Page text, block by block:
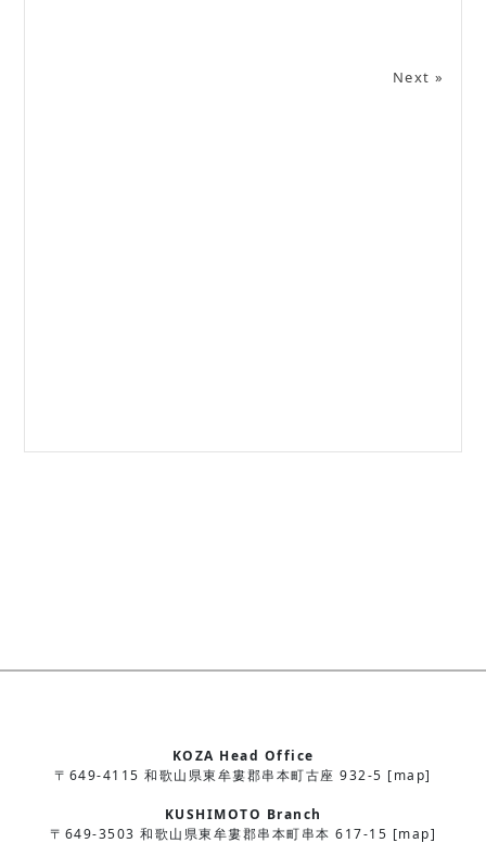
Next »
KOZA Head Office
〒649-4115 和歌山県東牟婁郡串本町古座 932-5 [map]
KUSHIMOTO Branch
〒649-3503 和歌山県東牟婁郡串本町串本 617-15 [map]